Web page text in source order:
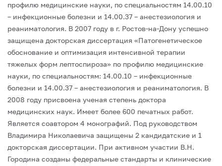
профилю медицинские науки, по специальностям 14.00.10
– инфекционные болезни и 14.00.37 – анестезиология и
реаниматология. В 2007 году в г. Ростов-на-Дону успешно
защищена докторская диссертация «Патогенетическое
обоснование и оптимизация интенсивной терапии
тяжелых форм лептоспироза» по профилю медицинские
науки, по специальностям: 14.00.10 – инфекционные
болезни и 14.00.37 – анестезиология и реаниматология. В
2008 году присвоена ученая степень доктора
медицинских наук. Имеет более 600 печатных работ.
Является соавтором 4 монографий. Под руководством
Владимира Николаевича защищены 2 кандидатские и 1
докторская диссертации. При активном участии В.Н.
Городина созданы федеральные стандарты и клинические